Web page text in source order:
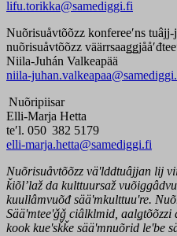
lifu.torikka@samediggi.fi
Nuõrisuåvtõõzz konfereeʹns tuâjj-
nuõrisuåvtõõzz
Niila-Juhán Valkeapää
niila-
Nuõripiisar
Elli-Marja Hetta
teʹl. 050 382 5179
elli-marja.hetta@samediggi.fi
Nuõrisuåvtõõzz väʹlddtuâjjan lij
ǩiõlʼlaž da kulttuursaž
kuullâmvuõđ sääʹmkulttuuʹre.
Sääʹmteeʹǧǧ ciâlklmid, aalǥtõõzzi
kook kueʹsǩǩe sääʹmnuõrid leʹbe